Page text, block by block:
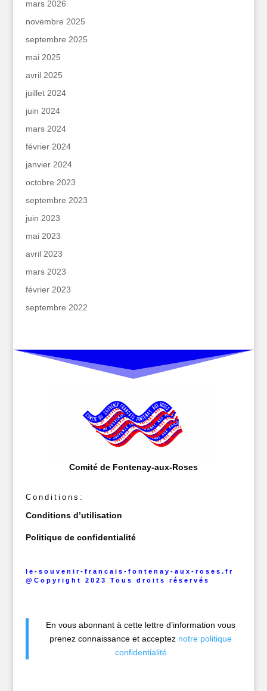
mars 2026
novembre 2025
septembre 2025
mai 2025
avril 2025
juillet 2024
juin 2024
mars 2024
février 2024
janvier 2024
octobre 2023
septembre 2023
juin 2023
mai 2023
avril 2023
mars 2023
février 2023
septembre 2022
Comité de Fontenay-aux-Roses
Conditions:
Conditions d’utilisation
Politique de confidentialité
le-souvenir-francais-fontenay-aux-roses.fr
@Copyright 2023 Tous droits réservés
En vous abonnant à cette lettre d’information vous
prenez connaissance et acceptez notre politique
confidentialité